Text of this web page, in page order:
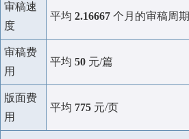
审稿速
度
平均 2.16667 个月的审稿周期
审稿费
用
平均 50 元/篇
版面费
用
平均 775 元/页